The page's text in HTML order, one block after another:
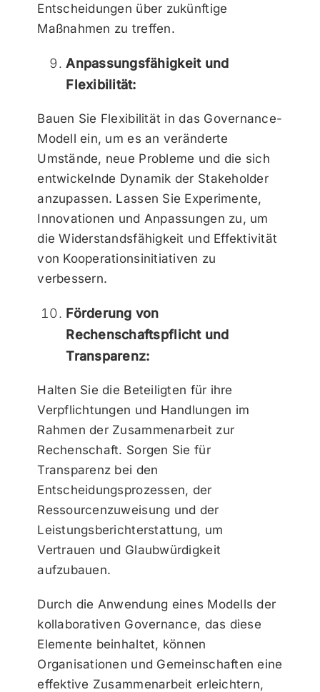
Entscheidungen über zukünftige
Maßnahmen zu treffen.
Anpassungsfähigkeit und
Flexibilität:
Bauen Sie Flexibilität in das Governance-
Modell ein, um es an veränderte
Umstände, neue Probleme und die sich
entwickelnde Dynamik der Stakeholder
anzupassen. Lassen Sie Experimente,
Innovationen und Anpassungen zu, um
die Widerstandsfähigkeit und Effektivität
von Kooperationsinitiativen zu
verbessern.
Förderung von
Rechenschaftspflicht und
Transparenz:
Halten Sie die Beteiligten für ihre
Verpflichtungen und Handlungen im
Rahmen der Zusammenarbeit zur
Rechenschaft. Sorgen Sie für
Transparenz bei den
Entscheidungsprozessen, der
Ressourcenzuweisung und der
Leistungsberichterstattung, um
Vertrauen und Glaubwürdigkeit
aufzubauen.
Durch die Anwendung eines Modells der
kollaborativen Governance, das diese
Elemente beinhaltet, können
Organisationen und Gemeinschaften eine
effektive Zusammenarbeit erleichtern,